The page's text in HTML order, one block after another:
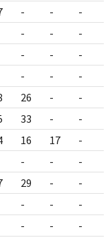
- - -
- - -
- - -
- - -
26 - -
33 - -
16 17 -
- - -
29 - -
- - -
- - -